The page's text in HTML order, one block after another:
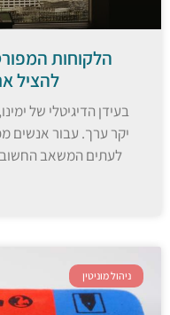
הלקוחות
להציל
בעידן הדיגיטלי של
יקר ערך. עבור אנשים
לעתים המשאב החשוב
ניהול מוניטין